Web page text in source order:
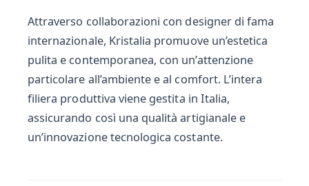
Attraverso collaborazioni con designer di fama
internazionale, Kristalia promuove un’estetica
pulita e contemporanea, con un’attenzione
particolare all’ambiente e al comfort. L’intera
filiera produttiva viene gestita in Italia,
assicurando così una qualità artigianale e
un’innovazione tecnologica costante.